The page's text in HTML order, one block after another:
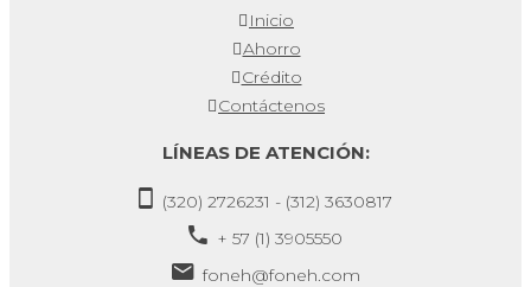
Inicio
Ahorro
Crédito
Contáctenos
LÍNEAS DE ATENCIÓN:
(320) 2726231 - (312) 3630817
+ 57 (1) 3905550
foneh@foneh.com